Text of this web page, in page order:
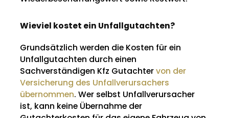
Wieviel kostet ein Unfallgutachten?
Grundsätzlich werden die Kosten für ein
Unfallgutachten durch einen
Sachverständigen Kfz Gutachtervon der
Versicherung des Unfallverursachers
übernommen. Wer selbst Unfallverursacher
ist, kann keine Übernahme der